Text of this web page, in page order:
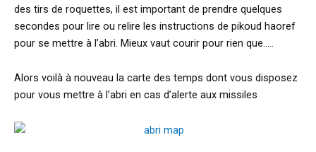
des tirs de roquettes, il est important de prendre quelques
secondes pour lire ou relire les instructions de pikoud haoref
pour se mettre à l’abri. Mieux vaut courir pour rien que…..
Alors voilà à nouveau la carte des temps dont vous disposez
pour vous mettre à l’abri en cas d’alerte aux missiles